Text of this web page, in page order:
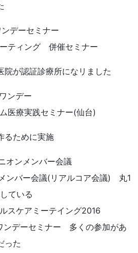
デーセミナー
ティング 併催セミナー
院が認証診療所になリました
ンデー
医療実践セミナー(仙台)
るために実施
オンメンバー会議
ンバー会議(リアルコア会議) 丸1
ている
スケアミーテイング2016
ンデーセミナー 多くの参加があ
った